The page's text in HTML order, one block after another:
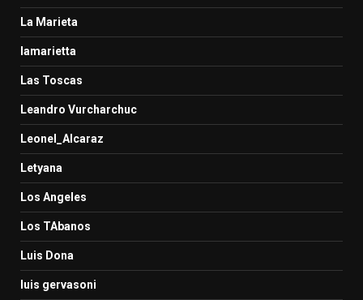
La Marieta
lamarietta
Las Toscas
Leandro Vurcharchuc
Leonel_Alcaraz
Letyana
Los Angeles
Los TAbanos
Luis Dona
luis gervasoni